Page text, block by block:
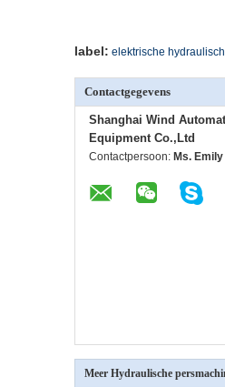
label: elektrische
Contactgegevens
Shanghai Wind
Equipment Co.,Ltd
Contactpersoon: Ms. Emily
Meer Hydraulische